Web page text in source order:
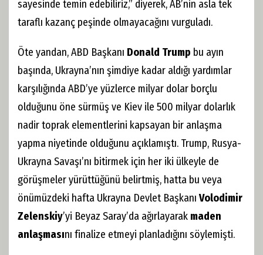
sayesinde temin edebiliriz,” diyerek, AB’nin asla tek
taraflı kazanç peşinde olmayacağını vurguladı.
Öte yandan, ABD Başkanı Donald Trump bu ayın
başında, Ukrayna’nın şimdiye kadar aldığı yardımlar
karşılığında ABD’ye yüzlerce milyar dolar borçlu
olduğunu öne sürmüş ve Kiev ile 500 milyar dolarlık
nadir toprak elementlerini kapsayan bir anlaşma
yapma niyetinde olduğunu açıklamıştı. Trump, Rusya-
Ukrayna Savaşı’nı bitirmek için her iki ülkeyle de
görüşmeler yürüttüğünü belirtmiş, hatta bu veya
önümüzdeki hafta Ukrayna Devlet Başkanı Volodimir
Zelenskiy’yi Beyaz Saray’da ağırlayarak maden
anlaşmasını finalize etmeyi planladığını söylemişti.